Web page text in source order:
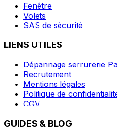
Fenêtre
Volets
SAS de sécurité
LIENS UTILES
Dépannage serrurerie
Recrutement
Mentions légales
Politique de
CGV
GUIDES & BLOG